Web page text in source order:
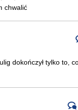
chwalić
dokończył tylko to,